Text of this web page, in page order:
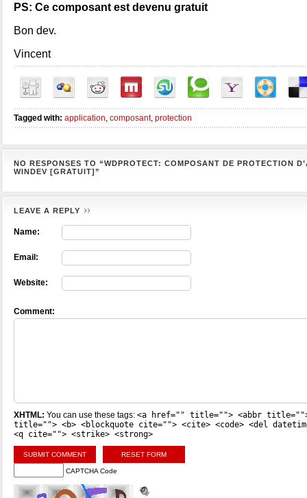
PS: Ce composant est devenu gratuit
Bon dev.
Vincent
Tagged with: application, composant, protection
NO RESPONSES TO “WDPROTECT: COMPOSANT DE PROTECTION
WINDEV [GRATUIT]”
LEAVE A REPLY
Name:
Email:
Website:
Comment:
XHTML: You can use these tags: <a href="" title=""> <abbr title="">
title=""> <b> <blockquote cite=""> <cite> <code> <del
<q cite=""> <strike> <strong>
CAPTCHA Code